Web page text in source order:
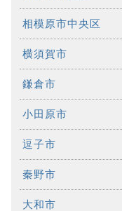
相模原市中央区
横須賀市
鎌倉市
小田原市
逗子市
秦野市
大和市